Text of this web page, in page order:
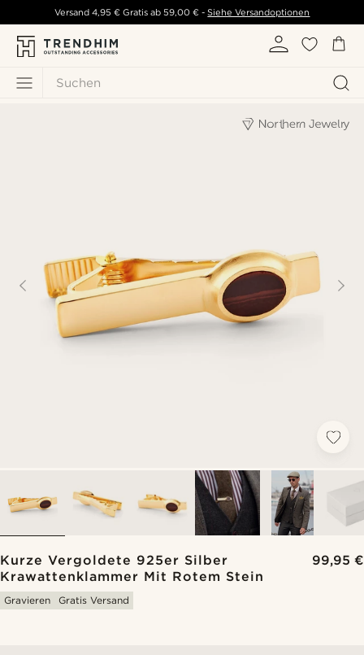
Suchen
Versand 4,95 € Gratis ab59,00 € - Siehe Versandoptionen
Kurze Vergoldete 925er Silber
Krawattenklammer Mit Rotem Stein
99,95 €
Gravieren Gratis Versand